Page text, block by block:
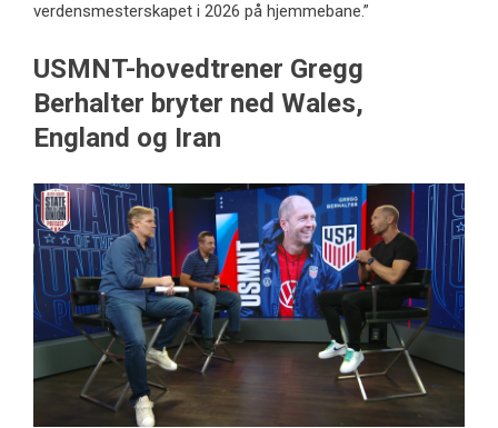
verdensmesterskapet i 2026 på hjemmebane.”
USMNT-hovedtrener Gregg
Berhalter bryter ned Wales,
England og Iran